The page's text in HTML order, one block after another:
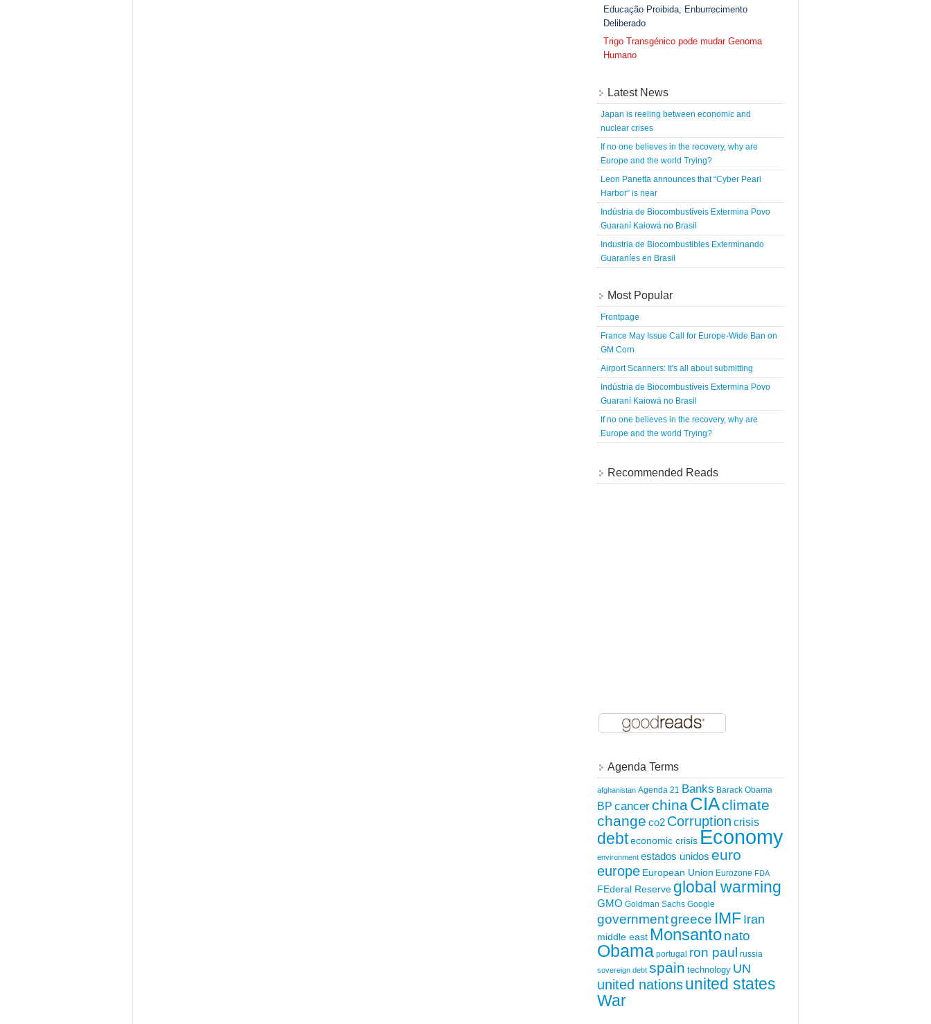
Educação Proibida, Enburrecimento
Deliberado
Trigo Transgénico pode mudar Genoma
Humano
Latest News
Japan is reeling between economic and
nuclear crises
If no one believes in the recovery, why are
Europe and the world Trying?
Leon Panetta announces that “Cyber Pearl
Harbor” is near
Indústria de Biocombustíveis Extermina Povo
Guaraní Kaiowá no Brasil
Industria de Biocombustibles Exterminando
Guaraníes en Brasil
Most Popular
Frontpage
France May Issue Call for Europe-Wide Ban on
GM Corn
Airport Scanners: It's all about submitting
Indústria de Biocombustíveis Extermina Povo
Guaraní Kaiowá no Brasil
If no one believes in the recovery, why are
Europe and the world Trying?
Recommended Reads
Agenda Terms
afghanistan Agenda 21 Banks Barack Obama
BP cancerchinaCIAclimate
change co2 Corruption crisis
debteconomic crisis Economy
environment estados unidos euro
europe European Union Eurozone FDA
FEderal Reserve global warming
GMO Goldman Sachs Google
governmentgreece IMF Iran
middle east Monsantonato
Obama portugal ron paul russia
sovereign debt spain technology UN
united nationsunited states
War